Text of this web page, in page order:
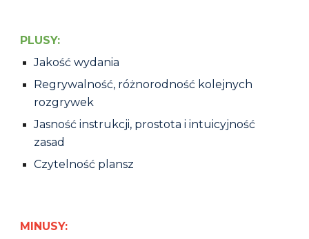
PLUSY:
Jakość wydania
Regrywalność, różnorodność kolejnych
rozgrywek
Jasność instrukcji, prostota i intuicyjność
zasad
Czytelność plansz
MINUSY: